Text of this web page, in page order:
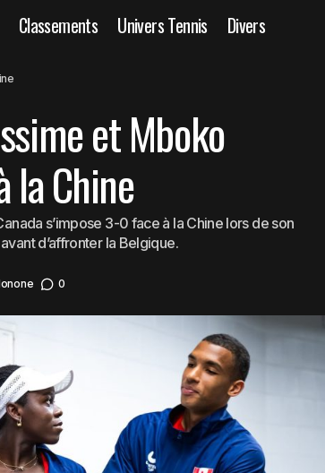
Classements Univers Tennis Divers
Chine
et Mboko
la Chine
s’impose 3-0 face à la Chine lors de son
d’affronter la Belgique.
0